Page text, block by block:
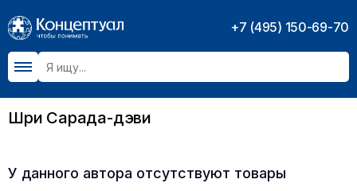
+7 (495) 150-69-70
Шри Сарада-дэви
У данного автора отсутствуют товары